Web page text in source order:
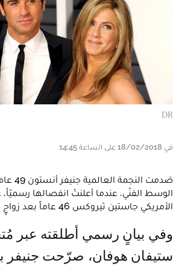
DR
في 18/02/2018 على الساعة 14:45
صَدمت
الوسط الفنّي، عندما أعلنتْ انفصالها
الأمريكي جاستين ثيروكس 46 عاماً بعد زواجٍ دام عامين ونصف.
وفي بيانٍ رسمي أطلقته عبر مُتحدّثها
ستيفان هوفان، صرّحت جنيفر